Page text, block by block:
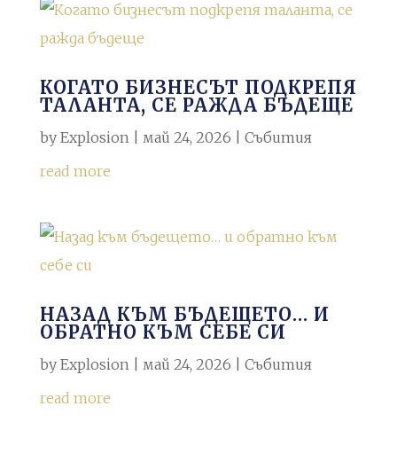
КОГАТО БИЗНЕСЪТ ПОДКРЕПЯ
ТАЛАНТА, СЕ РАЖДА БЪДЕЩЕ
by Explosion| май 24, 2026
Събития
read more
НАЗАД КЪМ БЪДЕЩЕТО… И
ОБРАТНО КЪМ СЕБЕ СИ
by Explosion| май 24, 2026
Събития
read more